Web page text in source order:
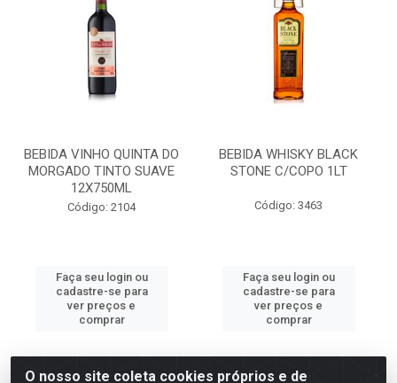
BEBIDA VINHO QUINTA DO
MORGADO TINTO SUAVE
12X750ML
Código: 2104
Faça seu login ou
cadastre-se para
ver preços e
comprar
BEBIDA WHISKY BLACK
STONE C/COPO 1LT
Código: 3463
Faça seu login ou
cadastre-se para
ver preços e
comprar
O nosso site coleta cookies próprios e de